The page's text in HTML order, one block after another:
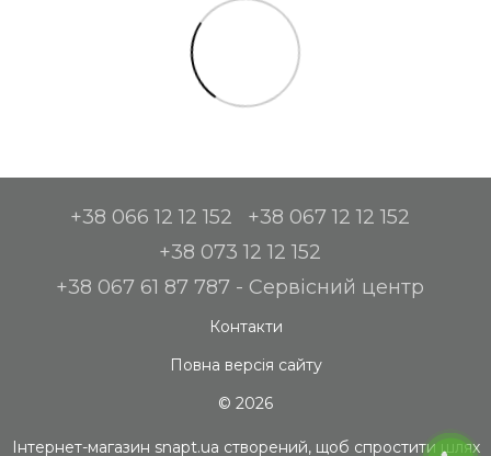
+38 066 12 12 152
+38 067 12 12 152
+38 073 12 12 152
+38 067 61 87 787 - Сервісний центр
Контакти
Повна версія сайту
© 2026
Інтернет-магазин snapt.ua створений, щоб спростити шлях